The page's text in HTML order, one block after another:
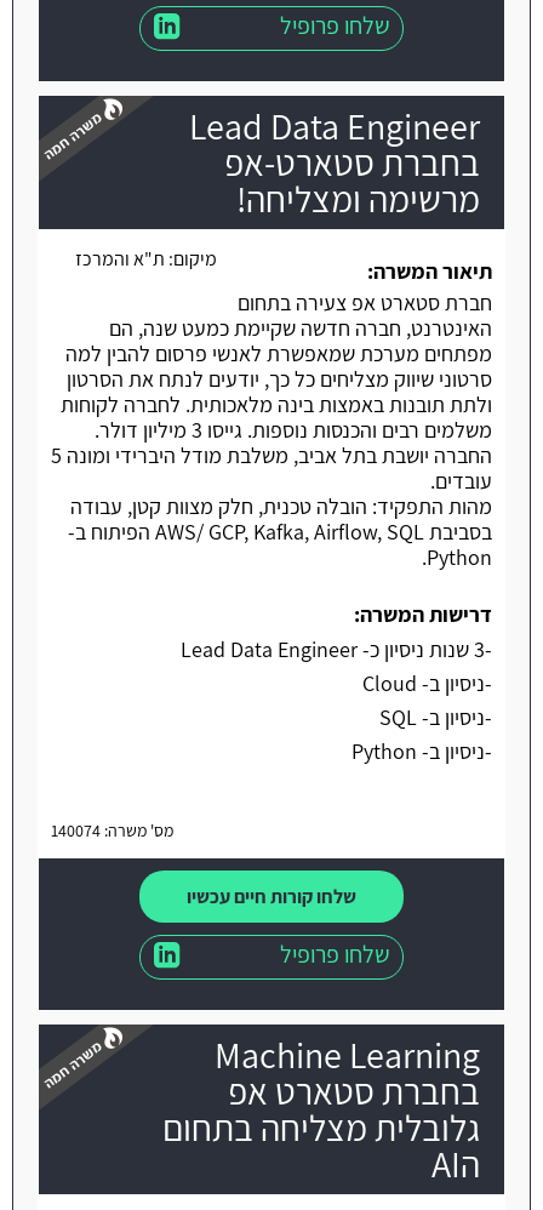
שלחו פרופיל
Lead Data Engineer
בחברת סטארט-אפ
מרשימה ומצליחה!
משרה חמה
מיקום: ת"א והמרכז
תיאור המשרה:
חברת סטארט אפ צעירה בתחום
האינטרנט, חברה חדשה שקיימת כמעט שנה, הם
מפתחים מערכת שמאפשרת לאנשי פרסום להבין למה
סרטוני שיווק מצליחים כל כך, יודעים לנתח את הסרטון
ולתת תובנות באמצות בינה מלאכותית. לחברה לקוחות
משלמים רבים והכנסות נוספות. גייסו 3 מיליון דולר.
החברה יושבת בתל אביב, משלבת מודל היברידי ומונה 5
עובדים.
מהות התפקיד: הובלה טכנית, חלק מצוות קטן, עבודה
בסביבת AWS/ GCP, Kafka, Airflow, SQL הפיתוח ב-
Python.
דרישות המשרה:
-3 שנות ניסיון כ- Lead Data Engineer
-ניסיון ב- Cloud
-ניסיון ב- SQL
-ניסיון ב- Python
מס' משרה: 140074
שלחו קורות חיים עכשיו
שלחו פרופיל
Machine Learning
בחברת סטארט אפ
גלובלית מצליחה בתחום
הAI